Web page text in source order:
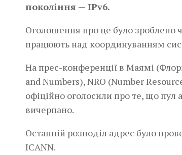
покоління — IPv6.
Оголошення про це було зроблено
працюють над координуванням
На прес-конференції в Маямі
and Numbers), NRO (Number
офіційно оголосили про те, що пул
вичерпано.
Останній розподіл адрес було
ICANN.